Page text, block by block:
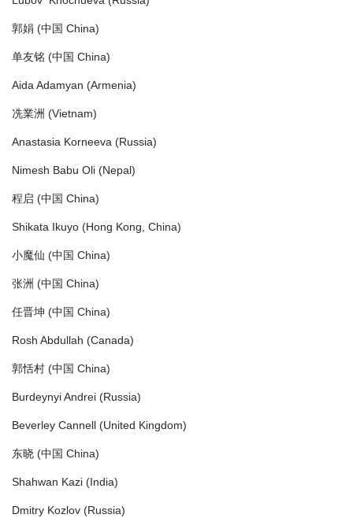
郭娟 (中国 China)
单友铭 (中国 China)
Aida Adamyan (Armenia)
冼業洲 (Vietnam)
Anastasia Korneeva (Russia)
Nimesh Babu Oli (Nepal)
程启 (中国 China)
Shikata Ikuyo (Hong Kong, China)
小魔仙 (中国 China)
张洲 (中国 China)
任晋坤 (中国 China)
Rosh Abdullah (Canada)
郭恬村 (中国 China)
Burdeynyi Andrei (Russia)
Beverley Cannell (United Kingdom)
东晓 (中国 China)
Shahwan Kazi (India)
Dmitry Kozlov (Russia)